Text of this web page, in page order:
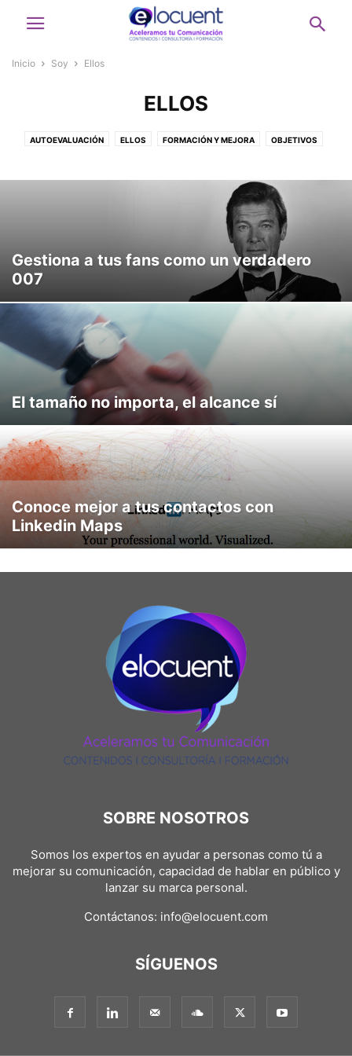
Inicio Soy Ellos
ELLOS
AUTOEVALUACIÓN ELLOS FORMACIÓN Y MEJORA OBJETIVOS
Gestiona a tus fans como un verdadero
007
El tamaño no importa, el alcance sí
Conoce mejor a tus contactos con
Linkedin Maps
SOBRE NOSOTROS
Somos los expertos en ayudar a personas como tú a
mejorar su comunicación, capacidad de hablar en público y
lanzar su marca personal.
Contáctanos: info@elocuent.com
SÍGUENOS